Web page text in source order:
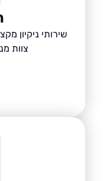
חברת
שירותי ניקיון
צוות מנוסה